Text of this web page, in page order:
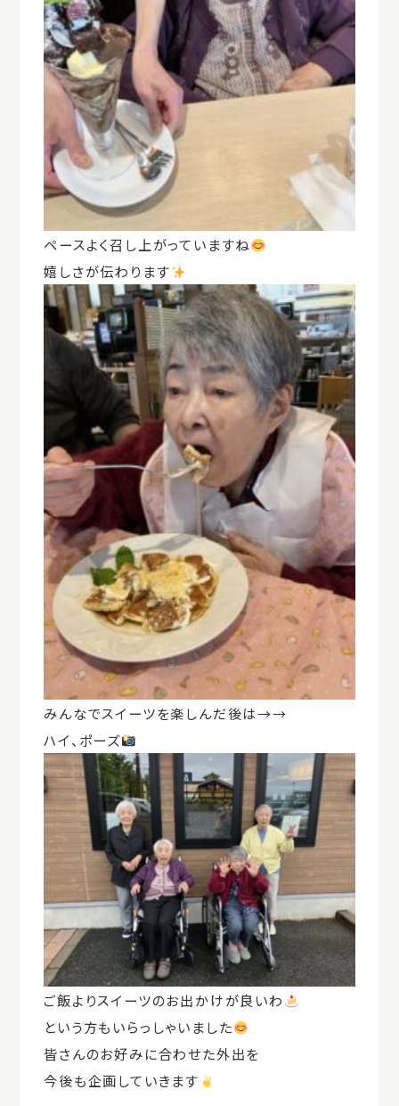
ペースよく召し上がっていますね
嬉しさが伝わります
みんなでスイーツを楽しんだ後は→→
ハイ、ポーズ
ご飯よりスイーツのお出かけが良いわ
という方もいらっしゃいました
皆さんのお好みに合わせた外出を
今後も企画していきます